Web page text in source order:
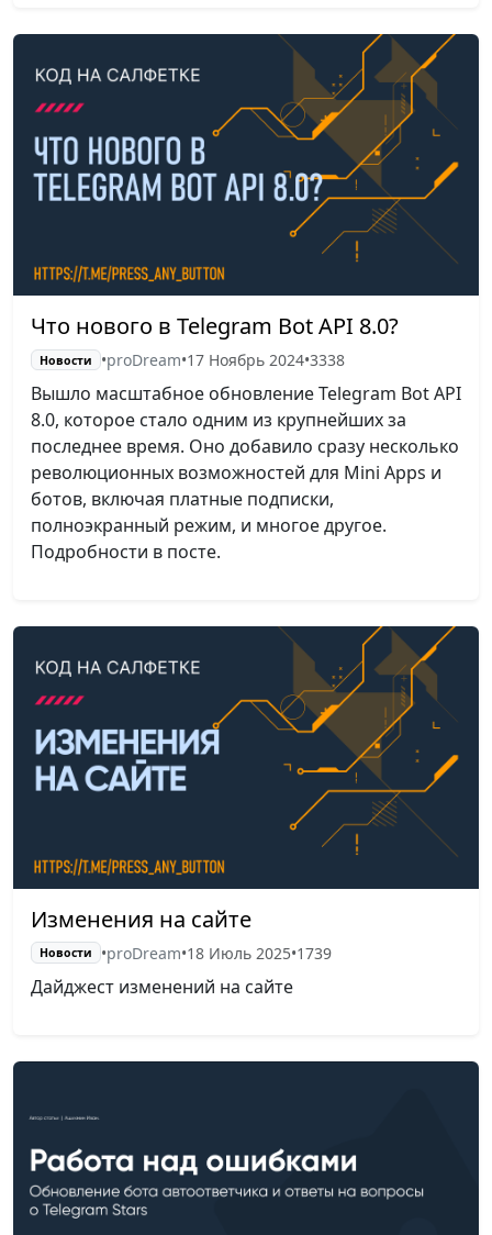
Что нового в Telegram Bot API 8.0?
Новости •proDream•17 Ноябрь 2024•3338
Вышло масштабное обновление Telegram Bot API
8.0, которое стало одним из крупнейших за
последнее время. Оно добавило сразу несколько
революционных возможностей для Mini Apps и
ботов, включая платные подписки,
полноэкранный режим, и многое другое.
Подробности в посте.
Изменения на сайте
Новости •proDream•18 Июль 2025•1739
Дайджест изменений на сайте